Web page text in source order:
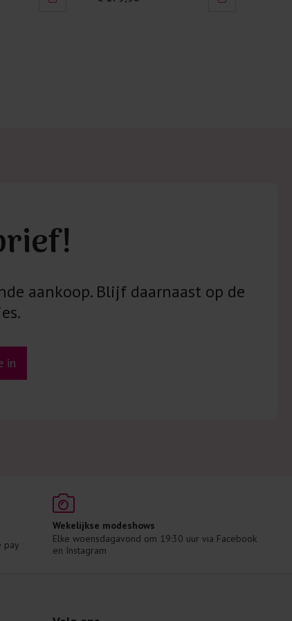
aankoop. Blijf daarnaast op de
in
pay
Wekelijkse modeshows
Elke woensdagavond om 19:30 uur via Facebook
en Instagram